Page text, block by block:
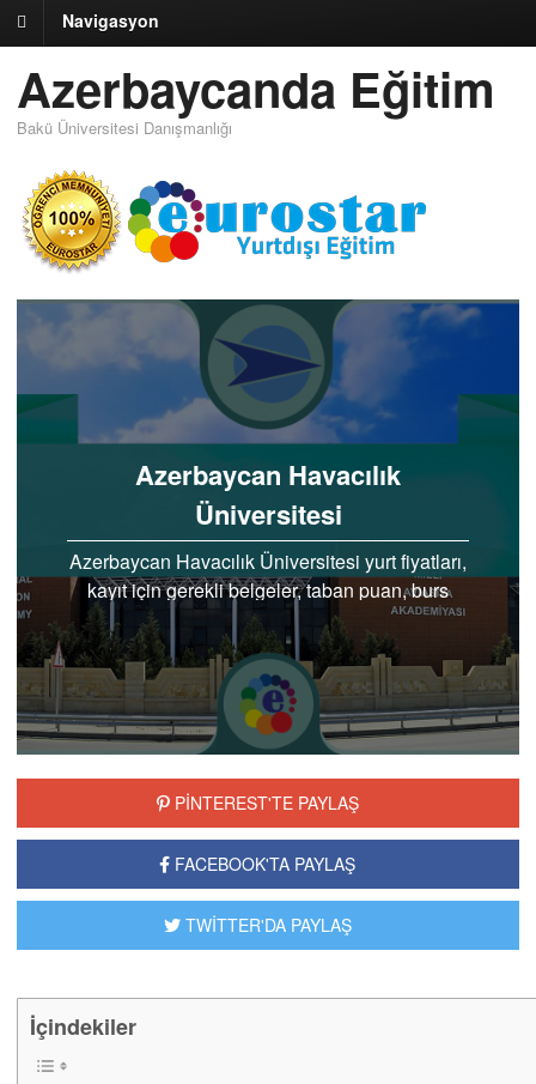
Navigasyon
Azerbaycanda Eğitim
Bakü Üniversitesi Danışmanlığı
Azerbaycan Havacılık
Üniversitesi
Azerbaycan Havacılık Üniversitesi yurt fiyatları,
kayıt için gerekli belgeler, taban puan, burs
fırsatları için hemen başvurun
PİNTEREST'TE PAYLAŞ
FACEBOOK'TA PAYLAŞ
TWİTTER'DA PAYLAŞ
İçindekiler